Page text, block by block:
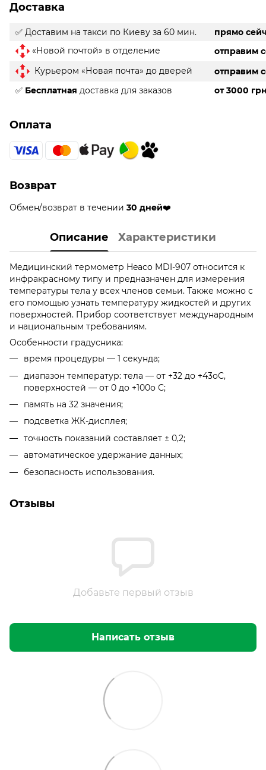
Доставка
✅ Доставим на такси по Киеву за 60 мин.
прямо
«Новой почтой» в отделение
отправим
Курьером «Новая почта» до дверей
отправим
✅ Бесплатная доставка для заказов от 3000
Оплата
Возврат
Обмен/возврат в течении 30 дней❤️
Описание Характеристики
Медицинский термометр Heaco MDI-907 относится к
инфракрасному типу и предназначен для измерения
температуры тела у всех членов семьи. Также можно с
его помощью узнать температуру жидкостей и других
поверхностей. Прибор соответствует международным
и национальным требованиям.
Особенности градусника:
время процедуры — 1 секунда;
диапазон температур: тела — от +32 до +43оС,
поверхностей — от 0 до +100о С;
память на 32 значения;
подсветка ЖК-дисплея;
точность показаний составляет ± 0,2;
автоматическое удержание данных;
безопасность использования.
Отзывы
Добавьте первый отзыв
Написать отзыв